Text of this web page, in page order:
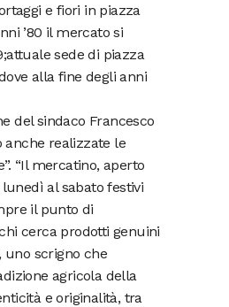
e fiori in piazza
’80 il mercato si
sede di piazza
alla fine degli anni
del sindaco Francesco
anche realizzate le
“Il mercatino, aperto
al sabato festivi
il punto di
cerca prodotti genuini
uno scrigno che
agricola della
e originalità, tra